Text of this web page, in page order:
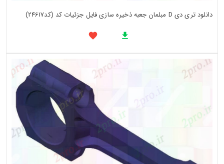
دانلود تری دی D مبلمان جعبه ذخیره سازی فایل جزئیات کد (کد24617)